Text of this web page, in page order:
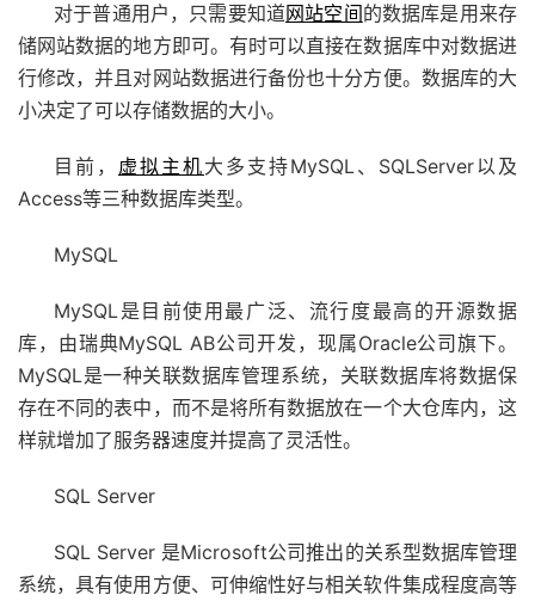
对于普通用户，只需要知道网站空间的数据库是用来存
储网站数据的地方即可。有时可以直接在数据库中对数据进
行修改，并且对网站数据进行备份也十分方便。数据库的大
小决定了可以存储数据的大小。
目前， 虚拟主机大多支持MySQL、SQLServer以及
Access等三种数据库类型。
MySQL
MySQL是目前使用最广泛、流行度最高的开源数据
库，由瑞典MySQL AB公司开发，现属Oracle公司旗下。
MySQL是一种关联数据库管理系统，关联数据库将数据保
存在不同的表中，而不是将所有数据放在一个大仓库内，这
样就增加了服务器速度并提高了灵活性。
SQL Server
SQL Server 是Microsoft公司推出的关系型数据库管理
系统，具有使用方便、可伸缩性好与相关软件集成程度高等